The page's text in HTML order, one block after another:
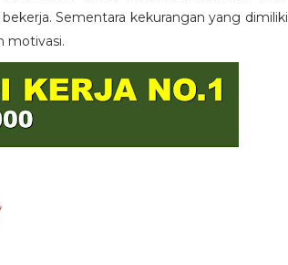
Sementara kekurangan yang dimiliki
motivasi.